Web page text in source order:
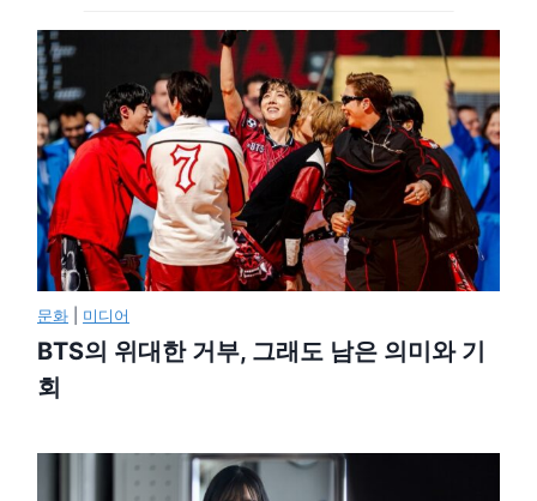
문화 미디어
BTS의 위대한 거부, 그래도 남은 의미와 기
회